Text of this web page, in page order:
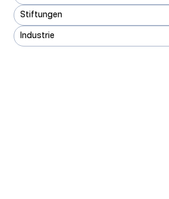
Stiftungen
Industrie